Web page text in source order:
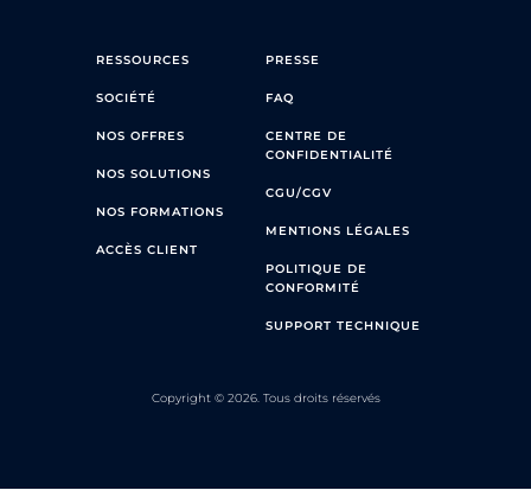
RESSOURCES
SOCIÉTÉ
NOS OFFRES
NOS SOLUTIONS
NOS FORMATIONS
ACCÈS CLIENT
PRESSE
FAQ
CENTRE DE
CONFIDENTIALITÉ
CGU/CGV
MENTIONS LÉGALES
POLITIQUE DE
CONFORMITÉ
SUPPORT TECHNIQUE
Copyright © 2026. Tous droits réservés